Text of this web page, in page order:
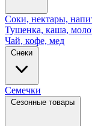
Соки, нектары,
Тушенка, каша,
Чай, кофе, мед
Снеки
Семечки
Сезонные товары